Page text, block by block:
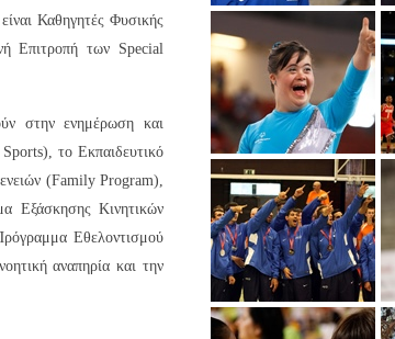
Καθηγητές Φυσικής
Επιτροπή των Special
στην ενημέρωση και
το Εκπαιδευτικό
(Family Program),
Εξάσκησης Κινητικών
Εθελοντισμού
αναπηρία και την